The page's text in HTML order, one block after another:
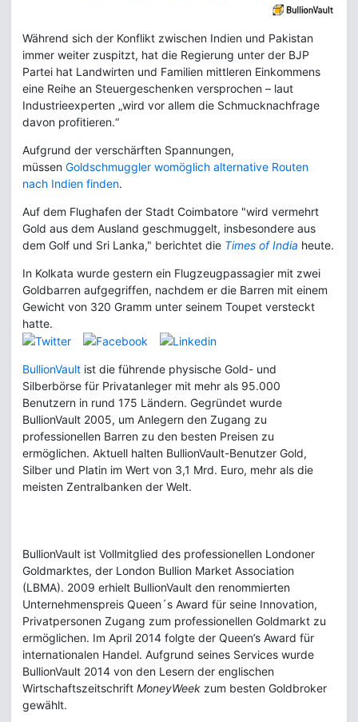
Während sich der Konflikt zwischen Indien und Pakistan
immer weiter zuspitzt, hat die Regierung unter der BJP
Partei hat Landwirten und Familien mittleren Einkommens
eine Reihe an Steuergeschenken versprochen – laut
Industrieexperten „wird vor allem die Schmucknachfrage
davon profitieren.“
Aufgrund der verschärften Spannungen,
müssen Goldschmuggler womöglich alternative Routen
nach Indien finden.
Auf dem Flughafen der Stadt Coimbatore "wird vermehrt
Gold aus dem Ausland geschmuggelt, insbesondere aus
dem Golf und Sri Lanka," berichtet die Times of India heute.
In Kolkata wurde gestern ein Flugzeugpassagier mit zwei
Goldbarren aufgegriffen, nachdem er die Barren mit einem
Gewicht von 320 Gramm unter seinem Toupet versteckt
hatte.
BullionVault ist die führende physische Gold- und
Silberbörse für Privatanleger mit mehr als 95.000
Benutzern in rund 175 Ländern. Gegründet wurde
BullionVault 2005, um Anlegern den Zugang zu
professionellen Barren zu den besten Preisen zu
ermöglichen. Aktuell halten BullionVault-Benutzer Gold,
Silber und Platin im Wert von 3,1 Mrd. Euro, mehr als die
meisten Zentralbanken der Welt.
BullionVault ist Vollmitglied des professionellen Londoner
Goldmarktes, der London Bullion Market Association
(LBMA). 2009 erhielt BullionVault den renommierten
Unternehmenspreis Queen´s Award für seine Innovation,
Privatpersonen Zugang zum professionellen Goldmarkt zu
ermöglichen. Im April 2014 folgte der Queen’s Award für
internationalen Handel. Aufgrund seines Services wurde
BullionVault 2014 von den Lesern der englischen
Wirtschaftszeitschrift MoneyWeek zum besten Goldbroker
gewählt.